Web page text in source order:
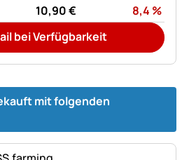
10,90€ 8,4 %
bei Verfügbarkeit
mit folgenden